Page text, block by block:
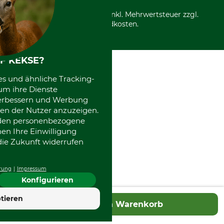
In den Warenkorb
*Alle Preise in Euro und inkl. Mehrwertsteuer zzgl.
Versandkosten.
KEKSE?
und ähnliche Tracking-
ihre Dienste
und Werbung
der Nutzer anzuzeigen.
personenbezogene
Ihre Einwilligung
Zukunft widerrufen
Impressum
Konfigurieren